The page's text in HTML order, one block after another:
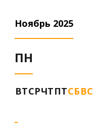
Ноябрь 2025
ПН
ВТСРЧТПТСБВС